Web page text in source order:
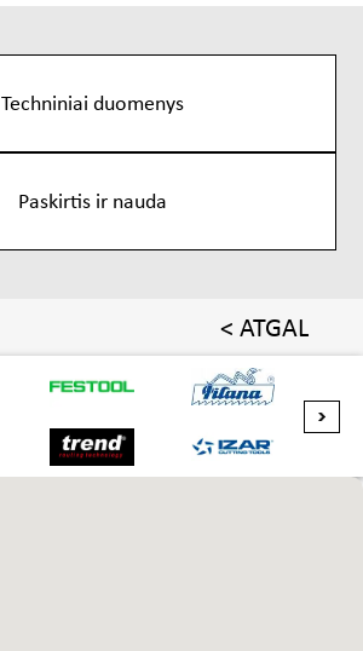
Techniniai duomenys
Paskirtis ir nauda
< ATGAL